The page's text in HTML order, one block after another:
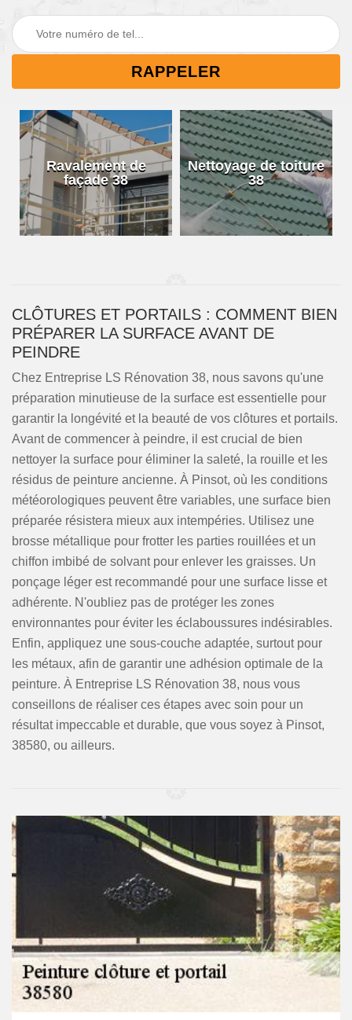
Ravalement de
façade 38
Nettoyage de toiture
38
CLÔTURES ET PORTAILS : COMMENT BIEN
PRÉPARER LA SURFACE AVANT DE
PEINDRE
Chez Entreprise LS Rénovation 38, nous savons qu'une
préparation minutieuse de la surface est essentielle pour
garantir la longévité et la beauté de vos clôtures et portails.
Avant de commencer à peindre, il est crucial de bien
nettoyer la surface pour éliminer la saleté, la rouille et les
résidus de peinture ancienne. À Pinsot, où les conditions
météorologiques peuvent être variables, une surface bien
préparée résistera mieux aux intempéries. Utilisez une
brosse métallique pour frotter les parties rouillées et un
chiffon imbibé de solvant pour enlever les graisses. Un
ponçage léger est recommandé pour une surface lisse et
adhérente. N'oubliez pas de protéger les zones
environnantes pour éviter les éclaboussures indésirables.
Enfin, appliquez une sous-couche adaptée, surtout pour
les métaux, afin de garantir une adhésion optimale de la
peinture. À Entreprise LS Rénovation 38, nous vous
conseillons de réaliser ces étapes avec soin pour un
résultat impeccable et durable, que vous soyez à Pinsot,
38580, ou ailleurs.